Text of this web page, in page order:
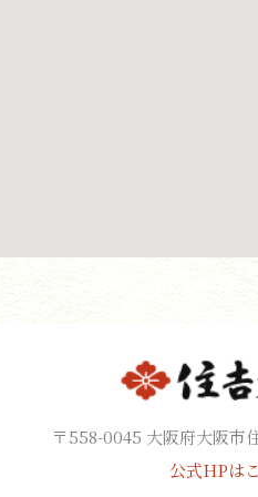
〒558-0045 大阪府大阪市
公式HPは